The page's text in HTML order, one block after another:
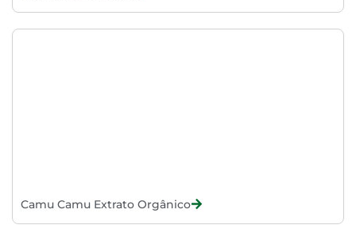
Camu Camu Extrato Orgânico